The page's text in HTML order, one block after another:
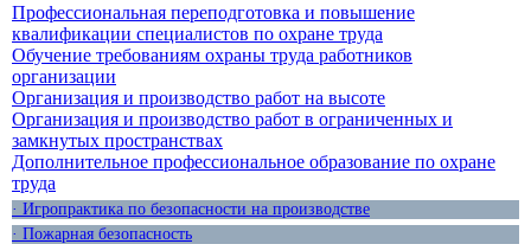
Профессиональная переподготовка и повышение
квалификации специалистов по охране труда
Обучение требованиям охраны труда работников
организации
Организация и производство работ на высоте
Организация и производство работ в ограниченных и
замкнутых пространствах
Дополнительное профессиональное образование по охране
труда
· Игропрактика по безопасности на производстве
· Пожарная безопасность